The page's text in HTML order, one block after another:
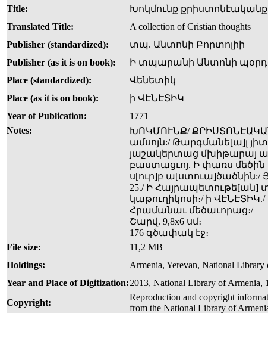
Title:
Խոկմունք քրիստոնէականք
Translated Title:
A collection of Cristian thoughts
Publisher (standardized):
տպ. Անտոնի Բորտոլիի
Publisher (as it is on book):
Ի տպարանի Անտոնի
Place (standardized):
Վենետիկ
Place (as it is on book):
ի ՎԷՆԷՏԻԿ
Year of Publication:
1771
Notes:
ԽՈԿՄՈՒՆՔ/
ամսոյն:/ Թարգմանե[ա]լ
յաշակերտաց մխիթարայ
բաստացւոյ. Ի փառս
ս[ուր]բ ա[ստուա]ծածնին:/
25./ Ի Հայրապետութե[ան]
կաթուղիկոսի։/ ի
Հրամանաւ մեծաւորաց։/
Շարվ. 9,8x6 սմ։
176 գծափակ էջ։
File size:
11,2 MB
Holdings:
Armenia, Yerevan, National Library
Year and Place of Digitization:2013, National Library of Armenia,
Copyright:
Reproduction and copyright
from the National Library of